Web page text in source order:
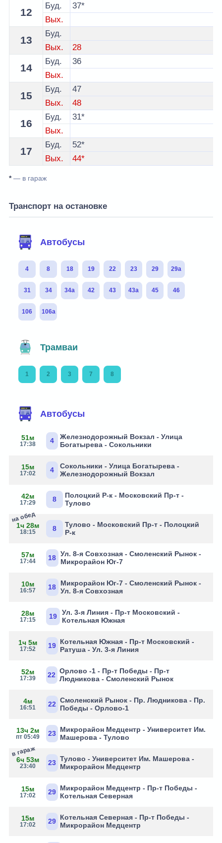
12
Буд.
37*
Вых.
13
Буд.
Вых.
28
14
Буд.
36
Вых.
15
Буд.
47
Вых.
48
16
Буд.
31*
Вых.
17
Буд.
52*
Вых.
44*
*— в гараж
Транспорт на остановке
Автобусы
4 8 18 19 22 23 29 29а
31 34 34а 42 43 43а 45 46
106 106а
Трамваи
1 2 3 7 8
Автобусы
51м
17:38 4
Железнодорожный Вокзал - Улица
Богатырева - Сокольники
15м
17:02 4
Сокольники - Улица Богатырева -
Железнодорожный Вокзал
42м
17:29 8
Полоцкий Р-к - Московский Пр-т -
Тулово
1ч 28м
18:15
на обед
8
Тулово - Московский Пр-т - Полоцкий
Р-к
57м
17:44 18 Ул. 8-я Совхозная - Смоленский Рынок -
Микрорайон Юг-7
10м
16:57 18
Микрорайон Юг-7 - Смоленский Рынок -
Ул. 8-я Совхозная
28м
17:15 19
Ул. 3-я Линия - Пр-т Московский -
Котельная Южная
1ч 5м
17:52 19 Котельная Южная - Пр-т Московский -
Ратуша - Ул. 3-я Линия
52м
17:39 22 Орлово -1 - Пр-т Победы - Пр-т
Людникова - Смоленский Рынок
4м
16:51 22 Смоленский Рынок - Пр. Людникова - Пр.
Победы - Орлово-1
13ч 2м
пт 05:49 23 Микрорайон Медцентр - Университет Им.
Машерова - Тулово
6ч 53м
23:40
в гараж
23 Тулово - Университет Им. Машерова -
Микрорайон Медцентр
15м
17:02 29 Микрорайон Медцентр - Пр-т Победы -
Котельная Северная
15м
17:02 29 Котельная Северная - Пр-т Победы -
Микрорайон Медцентр